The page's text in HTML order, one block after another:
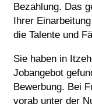
Bezahlung. Das
Ihrer
die Talente und
Sie haben in
Jobangebot
Bewerbung. Bei
vorab unter der